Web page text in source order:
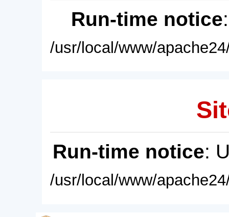
Run-time notice
/usr/local/www/
Run-time notice:
/usr/local/www/